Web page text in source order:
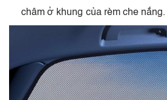
châm ở khung của rèm che nắng.